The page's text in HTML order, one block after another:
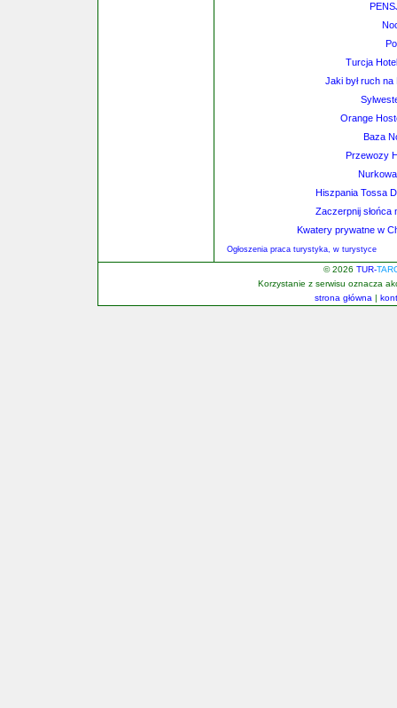
Turcja
Jaki był ruch
Orange
Baza
Przewozy
Hiszpania Tossa
Zaczerpnij słońca
Kwatery prywatne w
Ogłoszenia praca turystyka, w turystyce
© 2026 TUR-
Korzystanie z serwisu oznacza
strona główna |